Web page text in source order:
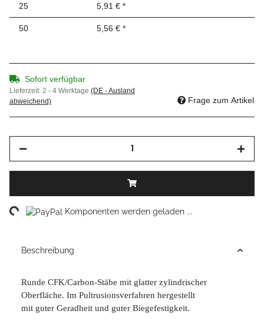
25 5,91 € *
50 5,56 € *
Sofort verfügbar
Lieferzeit: 2 - 4 Werktage (DE - Ausland
abweichend)
Frage zum Artikel
Komponenten werden geladen ...
Beschreibung
Runde CFK/Carbon-Stäbe mit glatter zylindrischer
Oberfläche. Im Pultrusionsverfahren hergestellt
mit guter Geradheit und guter Biegefestigkeit.